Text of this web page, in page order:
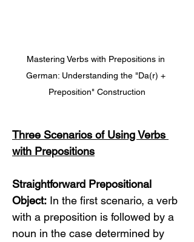
Mastering Verbs with Prepositions in
German: Understanding the "Da(r) +
Preposition" Construction
Three Scenarios of Using Verbs
with Prepositions
Straightforward Prepositional
Object: In the first scenario, a verb
with a preposition is followed by a
noun in the case determined by